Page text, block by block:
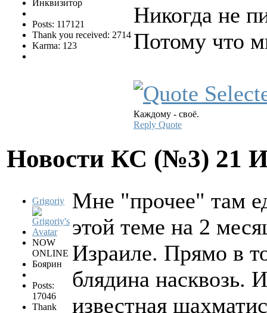
Инквизитор
Posts: 117121
Thank you received: 2714
Karma: 123
Никогда не
Потому что
Каждому - своё.
Reply Quote
Новости КС (№3) 21
Grigoriy
NOW
ONLINE
Боярин
Posts:
17046
Thank
Мне "прочее" там
этой теме на 2
Израиле. Прямо в
блядина насквозь.
известная